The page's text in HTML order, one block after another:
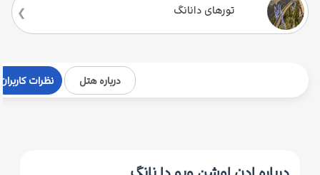
تورهای دانانگ
درباره هتل نظرات کاربران